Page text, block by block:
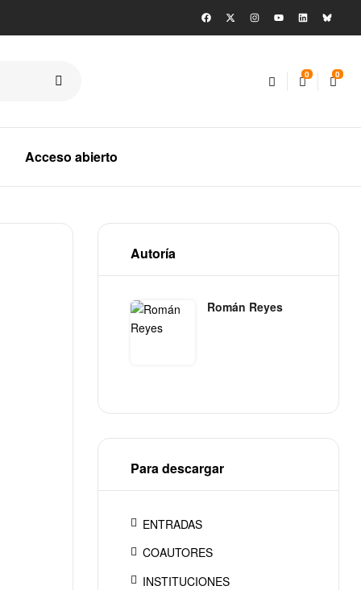
0 0
Acceso abierto
Autoría
Román Reyes
Para descargar
ENTRADAS
COAUTORES
INSTITUCIONES